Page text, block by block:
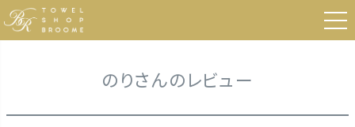
HOME のりさんのレビュー
のりさんのレビュー